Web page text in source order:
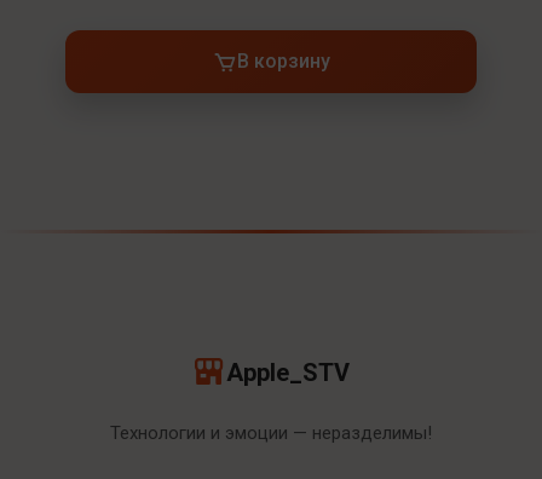
В корзину
Apple_STV
Технологии и эмоции — неразделимы!